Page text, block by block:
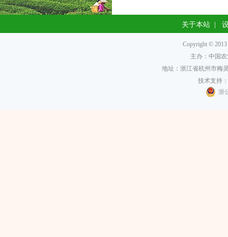
关于本站|
Copyright ©
主办：中国
地址：浙江省杭州市梅
技术支持
浙